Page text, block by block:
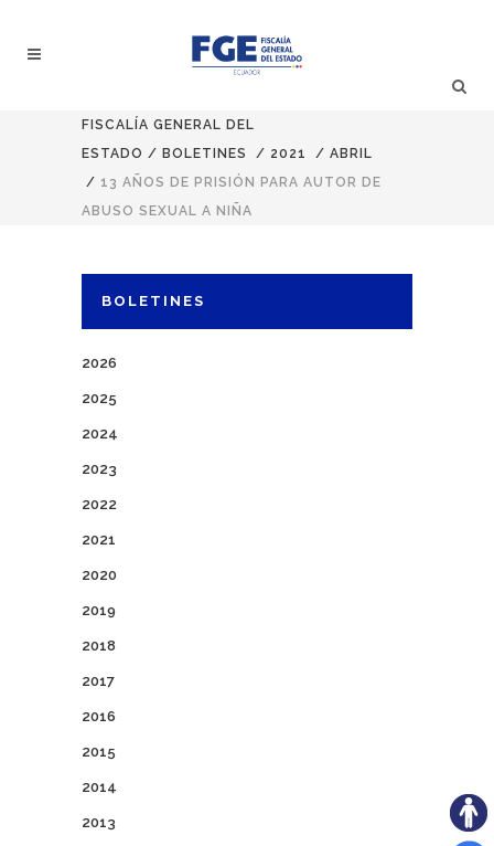
FISCALÍA GENERAL DEL
ESTADO / BOLETINES / 2021 / ABRIL
/ 13 AÑOS DE PRISIÓN PARA AUTOR DE
ABUSO SEXUAL A NIÑA
BOLETINES
2026
2025
2024
2023
2022
2021
2020
2019
2018
2017
2016
2015
2014
2013